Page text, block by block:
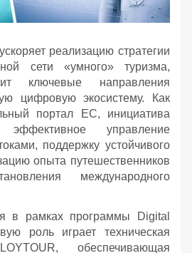
реализацию стратегии
сети «умного» туризма,
ключевые направления
цифровую экосистему. Как
портал ЕС, инициатива
управление
поддержку устойчивого
опыта путешественников
международного
в рамках программы Digital
роль играет техническая
обеспечивающая